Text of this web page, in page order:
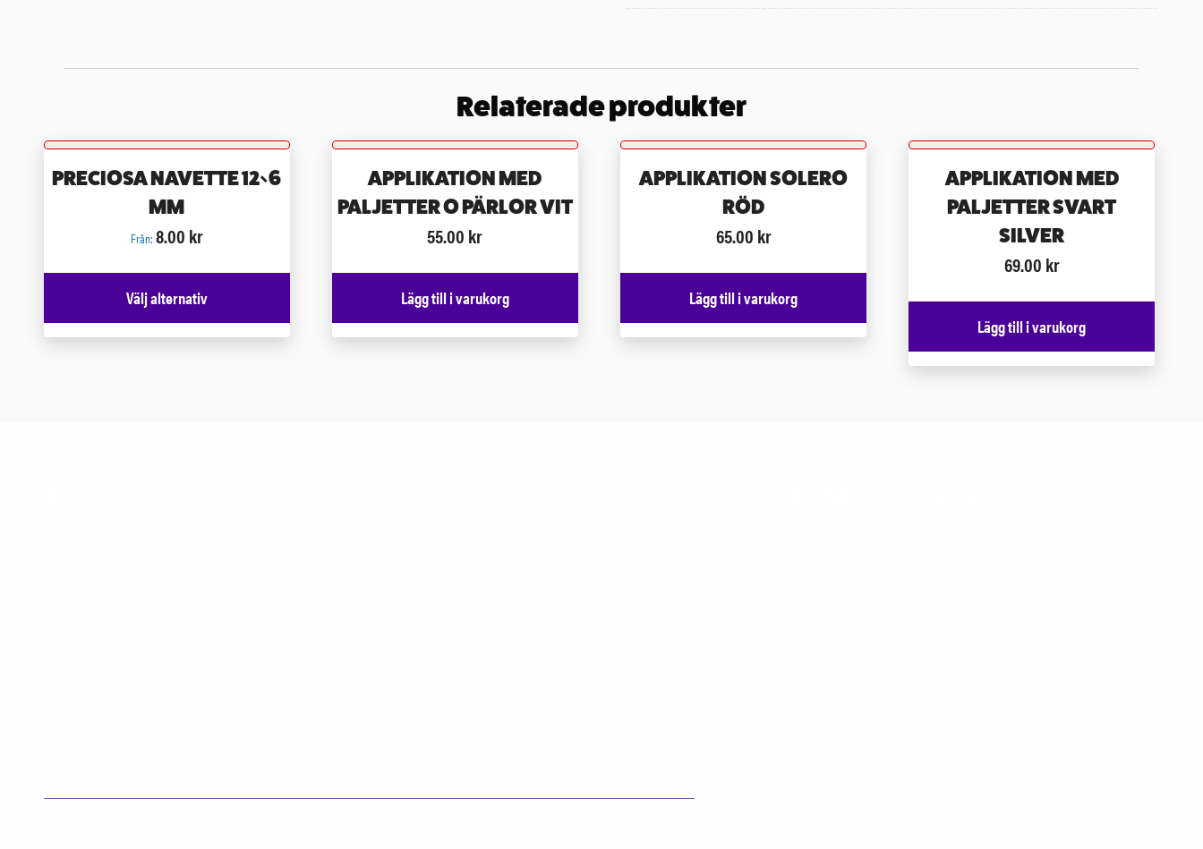
Relaterade produkter
PRECIOSA NAVETTE 12×6
MM
Från: 8.00 kr
Välj alternativ
APPLIKATION MED
PALJETTER O PÄRLOR VIT
55.00 kr
Lägg till i varukorg
APPLIKATION SOLERO
RÖD
65.00 kr
Lägg till i varukorg
APPLIKATION MED
PALJETTER SVART
SILVER
69.00 kr
Lägg till i varukorg